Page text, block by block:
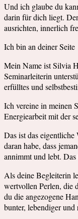
Und ich glaube du
darin für dich liegt.
ausrichten, innerlich
Ich bin an deiner Seite
Mein Name ist Silvia
Seminarleiterin
erfülltes und
Ich vereine in meinen
Energiearbeit mit der
Das ist das
daran habe, dass
annimmt und lebt.
Als deine Begleiterin
wertvollen Perlen, die
du die angezogene
bunter, lebendiger